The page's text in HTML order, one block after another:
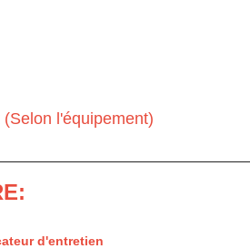
l'équipement)
d'entretien